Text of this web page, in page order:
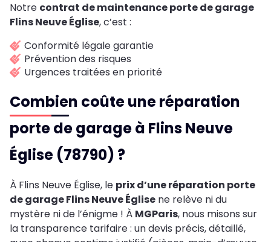
Notre contrat de maintenance porte de garage
Flins Neuve Église, c’est :
Conformité légale garantie
Prévention des risques
Urgences traitées en priorité
Combien coûte une réparation
porte de garage à Flins Neuve
Église (78790) ?
À Flins Neuve Église, le prix d’une réparation porte
de garage Flins Neuve Église ne relève ni du
mystère ni de l’énigme ! À MGParis, nous misons sur
la transparence tarifaire : un devis précis, détaillé,